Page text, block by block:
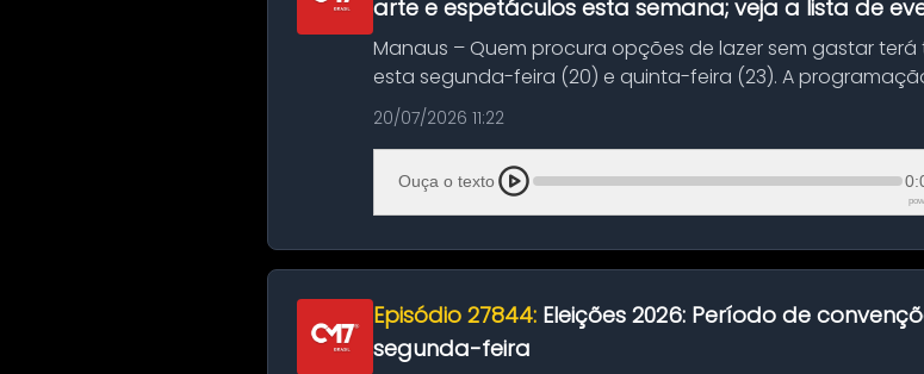
arte e espetáculos esta semana; veja a lista de
Manaus – Quem procura opções de lazer sem gastar
esta segunda-feira (20) e quinta-feira (23). A
história das ...
20/07/2026 11:22
Ouça o texto
Episódio 27844: Eleições 2026: Período de
segunda-feira